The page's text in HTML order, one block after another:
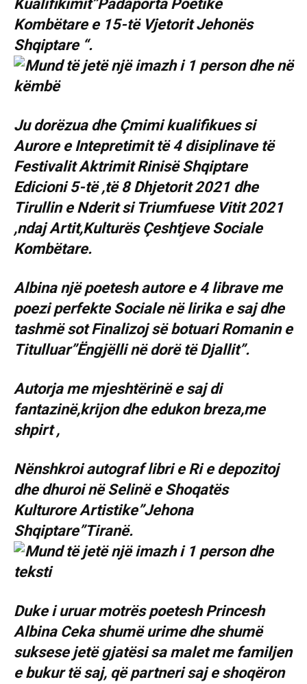
Kualifikimit”Padaporta Poetike
Kombëtare e 15-të Vjetorit Jehonës
Shqiptare “.
Ju dorëzua dhe Çmimi kualifikues si
Aurore e Intepretimit të 4 disiplinave të
Festivalit Aktrimit Rinisë Shqiptare
Edicioni 5-të ,të 8 Dhjetorit 2021 dhe
Tirullin e Nderit si Triumfuese Vitit 2021
,ndaj Artit,Kulturës Çeshtjeve Sociale
Kombëtare.
Albina një poetesh autore e 4 librave me
poezi perfekte Sociale në lirika e saj dhe
tashmë sot Finalizoj së botuari Romanin e
Titulluar”Ëngjëlli në dorë të Djallit”.
Autorja me mjeshtërinë e saj di
fantazinë,krijon dhe edukon breza,me
shpirt ,
Nënshkroi autograf libri e Ri e depozitoj
dhe dhuroi në Selinë e Shoqatës
Kulturore Artistike”Jehona
Shqiptare”Tiranë.
Duke i uruar motrës poetesh Princesh
Albina Ceka shumë urime dhe shumë
suksese jetë gjatësi sa malet me familjen
e bukur të saj, që partneri saj e shoqëron